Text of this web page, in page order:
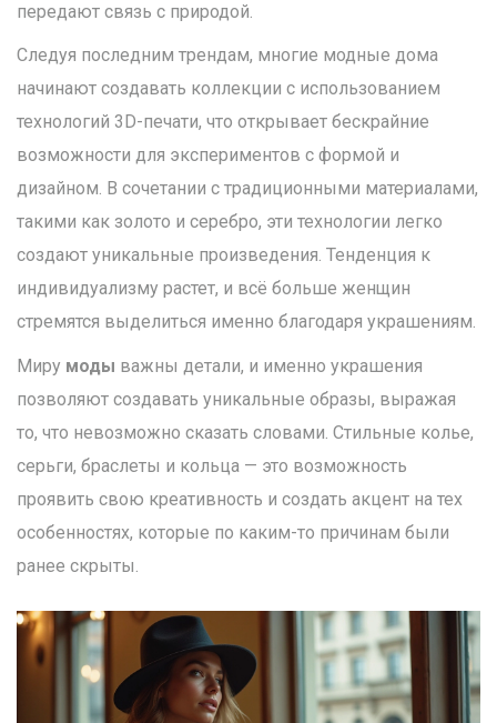
передают связь с природой.
Следуя последним трендам, многие модные дома
начинают создавать коллекции с использованием
технологий 3D-печати, что открывает бескрайние
возможности для экспериментов с формой и
дизайном. В сочетании с традиционными материалами,
такими как золото и серебро, эти технологии легко
создают уникальные произведения. Тенденция к
индивидуализму растет, и всё больше женщин
стремятся выделиться именно благодаря украшениям.
Миру моды важны детали, и именно украшения
позволяют создавать уникальные образы, выражая
то, что невозможно сказать словами. Стильные колье,
серьги, браслеты и кольца — это возможность
проявить свою креативность и создать акцент на тех
особенностях, которые по каким-то причинам были
ранее скрыты.